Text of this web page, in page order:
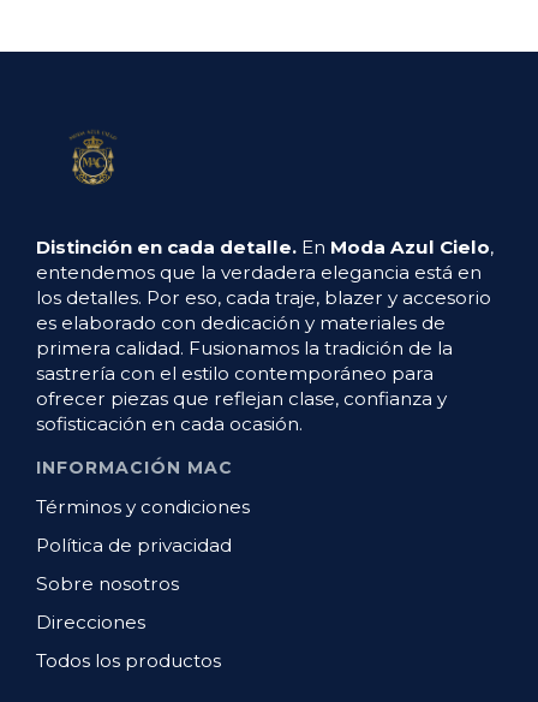
Distinción en cada detalle. En Moda Azul Cielo,
entendemos que la verdadera elegancia está en
los detalles. Por eso, cada traje, blazer y accesorio
es elaborado con dedicación y materiales de
primera calidad. Fusionamos la tradición de la
sastrería con el estilo contemporáneo para
ofrecer piezas que reflejan clase, confianza y
sofisticación en cada ocasión.
INFORMACIÓN MAC
Términos y condiciones
Política de privacidad
Sobre nosotros
Direcciones
Todos los productos